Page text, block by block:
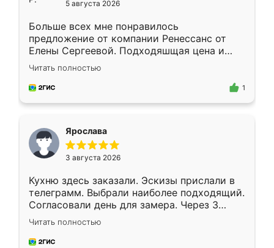
5 августа 2026
Больше всех мне понравилось
предложение от компании Ренессанс от
Елены Сергеевой. Подходяшщая цена и
короткие сроки изготовления. Приехавший
для замера сотрудник Владислав
предложил по моему эскизу самый
Читать полностью
1
Ярослава
3 августа 2026
Кухню здесь заказали. Эскизы прислали в
телеграмм. Выбрали наиболее подходящий.
Согласовали день для замера. Через 3
недели кухня была уже готова. Остались
довольны работой. Спасибо Ренессанс
мебель за качественную работу!
Читать полностью